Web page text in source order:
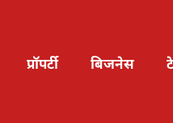
प्रॉपर्टी बिजनेस